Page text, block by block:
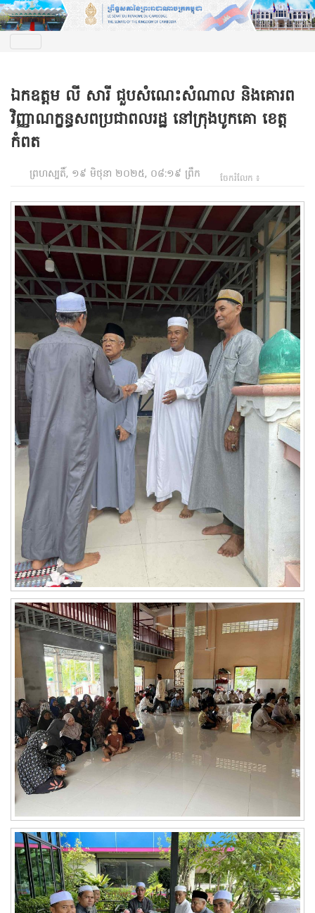
ឯកឧត្តម លី សារី ជួបសំណេះសំណាល និងគោរព
វិញ្ញាណក្ខន្ធសពប្រជាពលរដ្ឋ​ នៅក្រុងបូកគោ​ ខេត្ត
កំពត
ព្រហស្បតិ៍, ១៩ មិថុនា ២០២៥, ០៨:១៩ ព្រឹក ចែករំលែក ៖